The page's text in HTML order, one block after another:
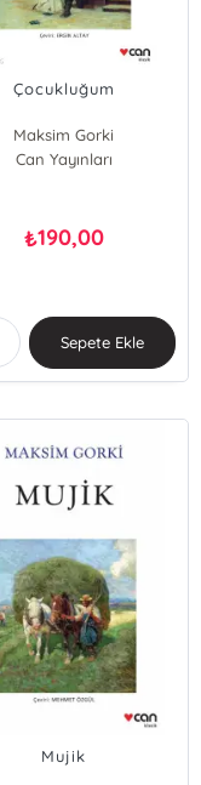
Çocukluğum
Maksim Gorki
Can Yayınları
₺190,00
Sepete Ekle
Mujik